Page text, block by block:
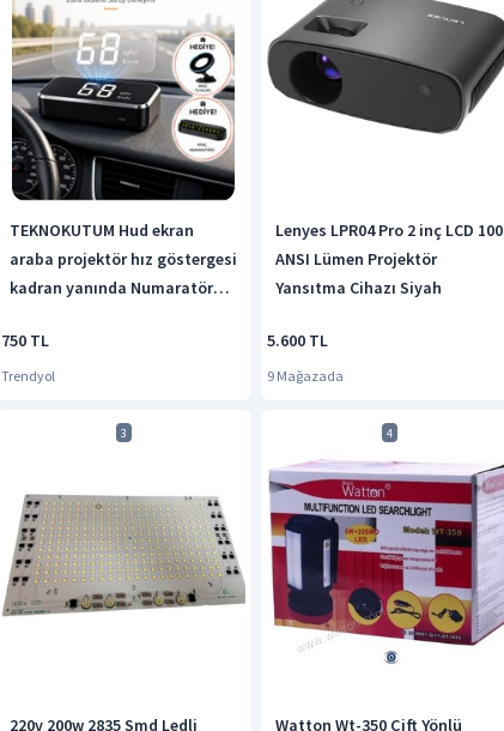
TEKNOKUTUM Hud ekran
araba projektör hız göstergesi
kadran yanında Numaratör
750 TL
Trendyol
Lenyes LPR04 Pro 2 inç LCD 100
ANSI Lümen Projektör
Yansıtma Cihazı Siyah
5.600 TL
9 Mağazada
3
220v 200w 2835 Smd Ledli
4
Watton Wt-350 Çift Yönlü